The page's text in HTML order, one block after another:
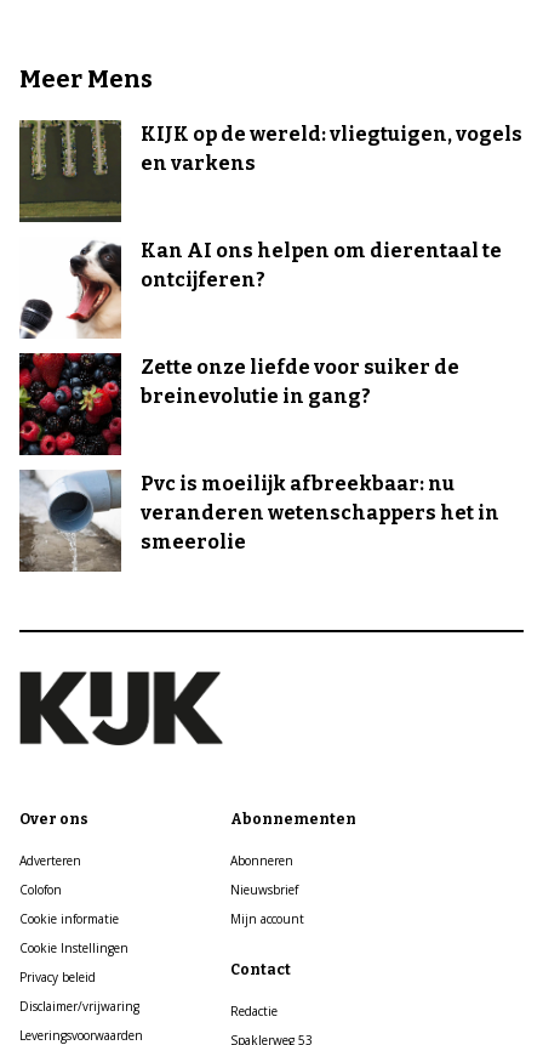
Meer Mens
KIJK op de wereld: vliegtuigen, vogels
en varkens
Kan AI ons helpen om dierentaal te
ontcijferen?
Zette onze liefde voor suiker de
breinevolutie in gang?
Pvc is moeilijk afbreekbaar: nu
veranderen wetenschappers het in
smeerolie
Over ons
Adverteren
Colofon
Cookie informatie
Cookie Instellingen
Privacy beleid
Disclaimer/vrijwaring
Leveringsvoorwaarden
Abonnementen
Abonneren
Nieuwsbrief
Mijn account
Contact
Redactie
Spaklerweg 53